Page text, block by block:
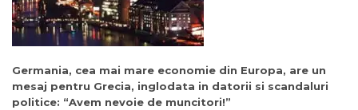
Germania, cea mai mare economie din Europa, are un
mesaj pentru Grecia, inglodata in datorii si scandaluri
politice: “Avem nevoie de muncitori!”